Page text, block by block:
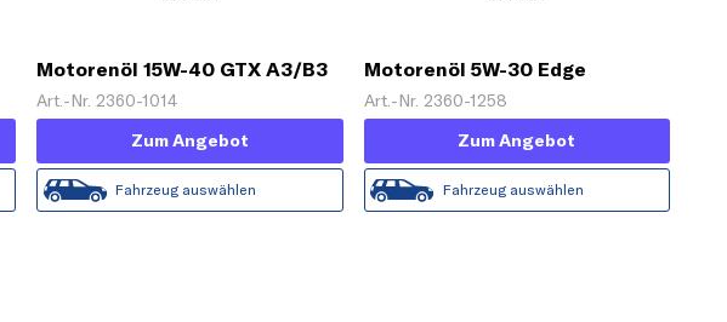
Motorenöl 15W-40 GTX A3/B3
[1 L]
Art.-Nr. 2360-1014
Zum Angebot
Fahrzeug auswählen
Motorenöl 5W-30 Edge
Titanium C3 (1 L)
Art.-Nr. 2360-1258
Zum Angebot
Fahrzeug auswählen